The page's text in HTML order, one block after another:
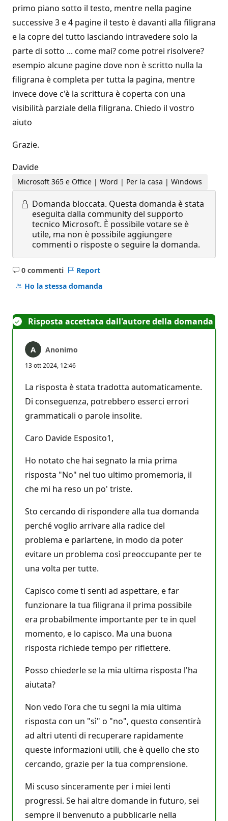
primo piano sotto il testo, mentre nella pagine
successive 3 e 4 pagine il testo è davanti alla filigrana
e la copre del tutto lasciando intravedere solo la
parte di sotto ... come mai? come potrei risolvere?
esempio alcune pagine dove non è scritto nulla la
filigrana è completa per tutta la pagina, mentre
invece dove c'è la scrittura è coperta con una
visibilità parziale della filigrana. Chiedo il vostro
aiuto
Grazie.
Davide
Microsoft 365 e Office | Word | Per la casa | Windows
Domanda bloccata. Questa domanda è stata
eseguita dalla community del supporto
tecnico Microsoft. È possibile votare se è
utile, ma non è possibile aggiungere
commenti o risposte o seguire la domanda.
0 commenti
Nessun
commento
Report
Ho la stessa domanda
Risposta accettata dall'autore della domanda
Anonimo
13 ott 2024, 12:46
La risposta è stata tradotta automaticamente.
Di conseguenza, potrebbero esserci errori
grammaticali o parole insolite.
Caro Davide Esposito1,
Ho notato che hai segnato la mia prima
risposta "No" nel tuo ultimo promemoria, il
che mi ha reso un po' triste.
Sto cercando di rispondere alla tua domanda
perché voglio arrivare alla radice del
problema e parlartene, in modo da poter
evitare un problema così preoccupante per te
una volta per tutte.
Capisco come ti senti ad aspettare, e far
funzionare la tua filigrana il prima possibile
era probabilmente importante per te in quel
momento, e lo capisco. Ma una buona
risposta richiede tempo per riflettere.
Posso chiederle se la mia ultima risposta l'ha
aiutata?
Non vedo l'ora che tu segni la mia ultima
risposta con un "sì" o "no", questo consentirà
ad altri utenti di recuperare rapidamente
queste informazioni utili, che è quello che sto
cercando, grazie per la tua comprensione.
Mi scuso sinceramente per i miei lenti
progressi. Se hai altre domande in futuro, sei
sempre il benvenuto a pubblicarle nella